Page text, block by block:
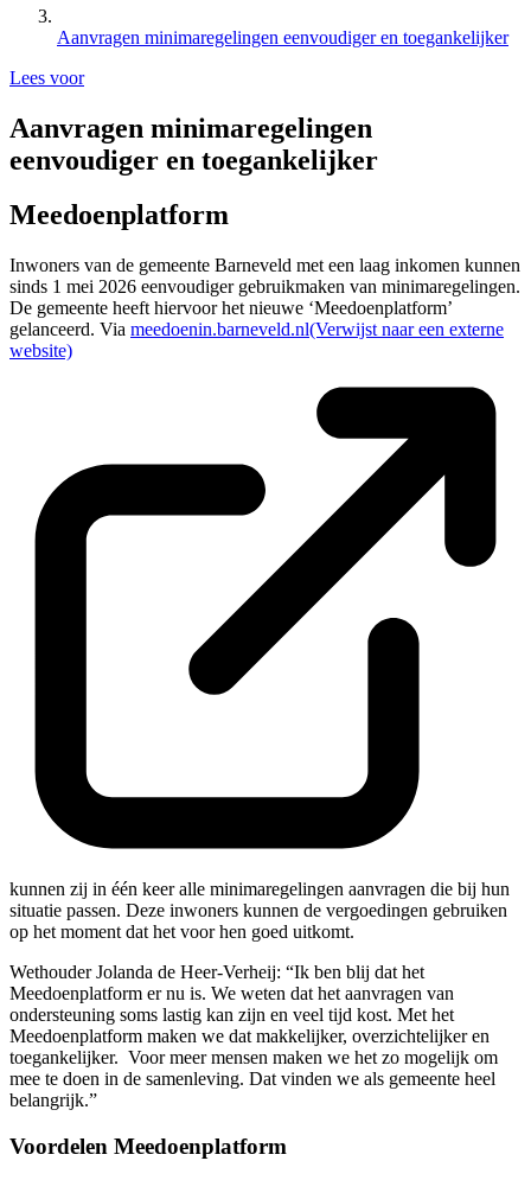
Aanvragen minimaregelingen eenvoudiger en toegankelijker
Lees voor
Aanvragen minimaregelingen
eenvoudiger en toegankelijker
Meedoenplatform
Inwoners van de gemeente Barneveld met een laag inkomen kunnen
sinds 1 mei 2026 eenvoudiger gebruikmaken van minimaregelingen.
De gemeente heeft hiervoor het nieuwe ‘Meedoenplatform’
gelanceerd. Via meedoenin.barneveld.nl(Verwijst naar een externe
website)
kunnen zij in één keer alle minimaregelingen aanvragen die bij hun
situatie passen. Deze inwoners kunnen de vergoedingen gebruiken
op het moment dat het voor hen goed uitkomt.
Wethouder Jolanda de Heer-Verheij: “Ik ben blij dat het
Meedoenplatform er nu is. We weten dat het aanvragen van
ondersteuning soms lastig kan zijn en veel tijd kost. Met het
Meedoenplatform maken we dat makkelijker, overzichtelijker en
toegankelijker. Voor meer mensen maken we het zo mogelijk om
mee te doen in de samenleving. Dat vinden we als gemeente heel
belangrijk.”
Voordelen Meedoenplatform